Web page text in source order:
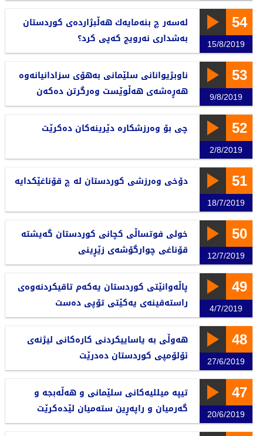
54
15/8/2019
لەسەر چ بنەمایەك هەڵبژاردەی كوردستان
بەشداری نەرویج كەپی كرد؟
53
9/8/2019
ناوبژیوانانی سلێمانی بەهۆی سزادانیانەوە
هەڕەشەی هەڵوێست وەرگرتن دەکەن
52
2/8/2019
چی بۆ وەرزشکارە دێرینەکان دەکرێت
51
18/7/2019
دۆخی وەرزشی كوردستان لە چ قۆناغێكدایە
50
12/7/2019
خولی فوتساڵی کچانی کوردستان گەیشتە
قۆناغی چوارگۆشەی زێڕینی
49
4/7/2019
پاڵەوانێتی كوردستان یەكەم تاقیكردنەوەی
راستەقینەی یەكێتی تۆپی دەست
48
27/6/2019
هەوڵی بە یاساییكردنی كارەكانی لیژنەی
ئۆلۆمپی كوردستان دەدرێت
47
20/6/2019
تیپە میللیەكانی سلێمانی و هەڵەبجە و
گەرمیان و راپەڕین ستەمیان لێدەكرێت